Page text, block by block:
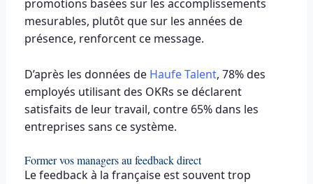
promotions basées sur les accomplissements
mesurables, plutôt que sur les années de
présence, renforcent ce message.
D’après les données de Haufe Talent, 78% des
employés utilisant des OKRs se déclarent
satisfaits de leur travail, contre 65% dans les
entreprises sans ce système.
Former vos managers au feedback direct
Le feedback à la française est souvent trop